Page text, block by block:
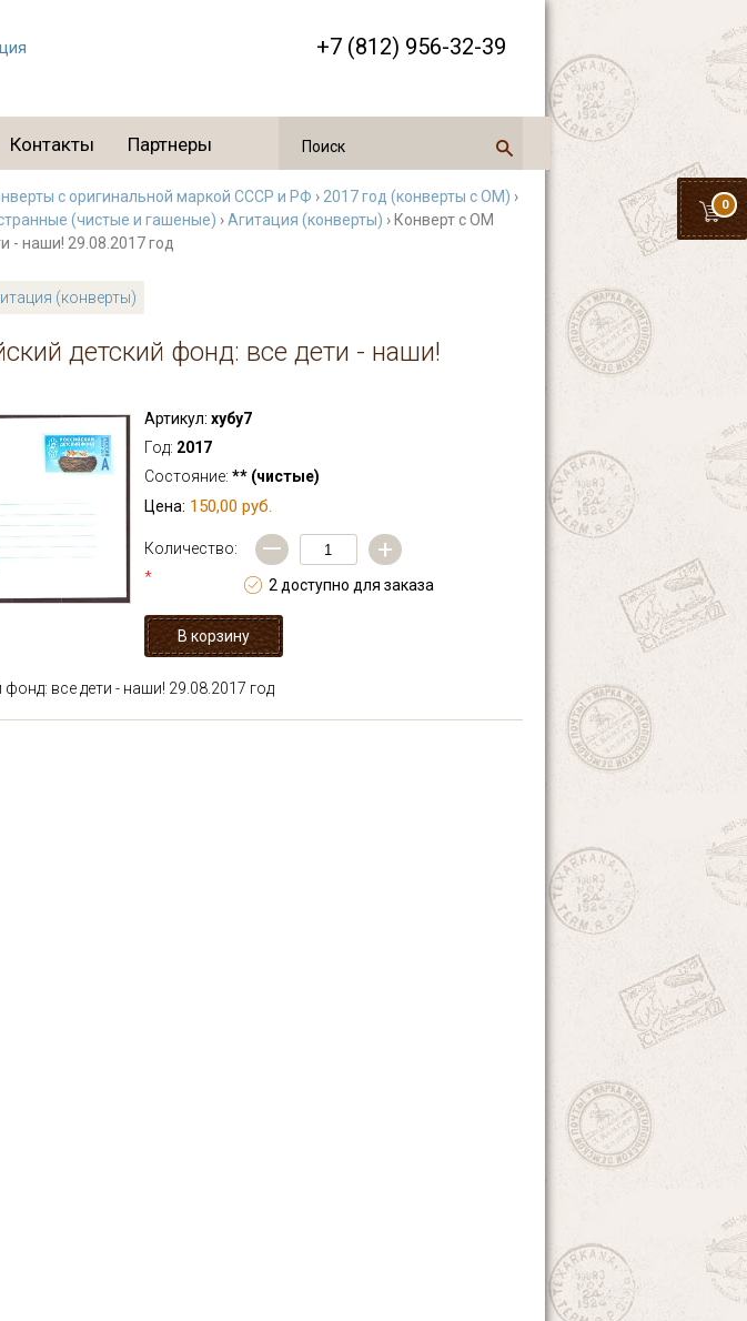
+7 (812) 956-32-39
0
Контакты Партнеры
с оригинальной маркой СССР и РФ › 2017 год (конверты с ОМ) ›
(чистые и гашеные) ›Агитация (конверты) › Конверт с ОМ
- наши! 29.08.2017 год
(конверты)
детский фонд: все дети - наши!
Артикул: хубу7
Год: 2017
Состояние: ** (чистые)
Цена: 150,00 руб.
Количество:
*
— +
2 доступно для заказа
все дети - наши! 29.08.2017 год